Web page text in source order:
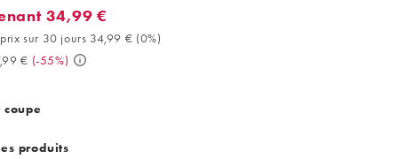
34,99 €. Meilleur prix sur 30 jours 34,99 € (0%). Avant 77,99
34,99 €
sur 30 jours 34,99 € (0%)
€ (-55%)
coupe
produits